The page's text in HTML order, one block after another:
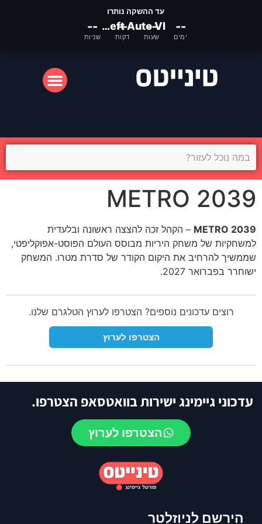
עד ההשקה נותרו
Grand Theft Auto VI --
ימים
--
שעות
--
דקות
--
שניות
METRO 2039
METRO 2039 – הקהל זכה להצצה ראשונה ובלעדית
למשחקיות של משחק היריות מבוסס העולם הפוסט-אפוקליפטי,
שממשיך להרחיב את היקום הקודר של סדרת מטרו. המשחק
ישוחרר בפברואר 2027.
רוצים עדכונים נוספים? הצטרפו לערוץ הטלגרם שלנו.
הצטרפו לערוץ
עדכוני גיימינג ישירות בוואטסאפ הצטרפו.
הצטרפו לערוץ
הירשם לניוזלטר